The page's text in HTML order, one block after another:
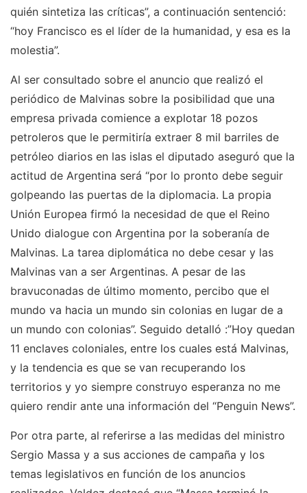
quién sintetiza las críticas”, a continuación sentenció:
“hoy Francisco es el líder de la humanidad, y esa es la
molestia”.
Al ser consultado sobre el anuncio que realizó el
periódico de Malvinas sobre la posibilidad que una
empresa privada comience a explotar 18 pozos
petroleros que le permitiría extraer 8 mil barriles de
petróleo diarios en las islas el diputado aseguró que la
actitud de Argentina será “por lo pronto debe seguir
golpeando las puertas de la diplomacia. La propia
Unión Europea firmó la necesidad de que el Reino
Unido dialogue con Argentina por la soberanía de
Malvinas. La tarea diplomática no debe cesar y las
Malvinas van a ser Argentinas. A pesar de las
bravuconadas de último momento, percibo que el
mundo va hacia un mundo sin colonias en lugar de a
un mundo con colonias”. Seguido detalló :”Hoy quedan
11 enclaves coloniales, entre los cuales está Malvinas,
y la tendencia es que se van recuperando los
territorios y yo siempre construyo esperanza no me
quiero rendir ante una información del “Penguin News”.
Por otra parte, al referirse a las medidas del ministro
Sergio Massa y a sus acciones de campaña y los
temas legislativos en función de los anuncios